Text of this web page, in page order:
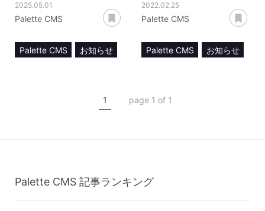
2025.05.01
Palette CMS
あとで読む
Palette CMS
お知らせ
2022.02.25
Palette CMS
Palette CMS
お知らせ
1 page 1 of 1
Palette CMS 記事ランキング